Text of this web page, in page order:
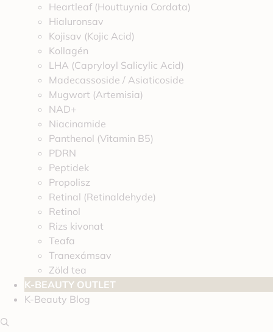
Heartleaf (Houttuynia Cordata)
Hialuronsav
Kojisav (Kojic Acid)
Kollagén
LHA (Capryloyl Salicylic Acid)
Madecassoside / Asiaticoside
Mugwort (Artemisia)
NAD+
Niacinamide
Panthenol (Vitamin B5)
PDRN
Peptidek
Propolisz
Retinal (Retinaldehyde)
Retinol
Rizs kivonat
Teafa
Tranexámsav
Zöld tea
K-BEAUTY OUTLET
K-Beauty Blog